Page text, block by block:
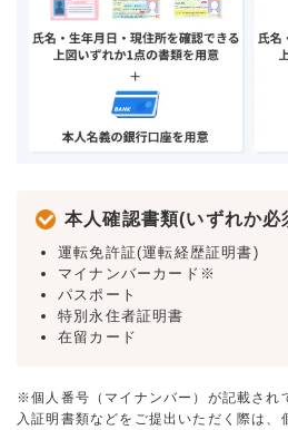
本人確認書類(いずれか必
運転免許証(運転経歴証明書)
マイナンバーカード※
パスポート
特別永住者証明書
在留カード
※個人番号（マイナンバー）が記載され
入証明書類などをご提出いただく際は、